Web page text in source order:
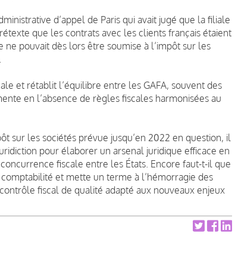
d’appel de Paris qui avait jugé que la filiale
que les contrats avec les clients français étaient
pouvait dès lors être soumise à l’impôt sur les
et rétablit l’équilibre entre les GAFA, souvent des
en l’absence de règles fiscales harmonisées au
sur les sociétés prévue jusqu’en 2022 en question, il
pour élaborer un arsenal juridique efficace en
fiscale entre les États. Encore faut-t-il que
et mette un terme à l’hémorragie des
fiscal de qualité adapté aux nouveaux enjeux